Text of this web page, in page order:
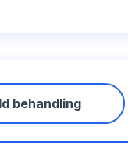
behandling